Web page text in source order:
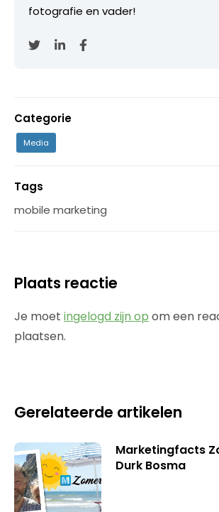
fotografie en vader!
Categorie
Media
Tags
mobile marketing
Plaats reactie
Je moet ingelogd zijn op om een
plaatsen.
Gerelateerde artikelen
Marketingfacts
Durk Bosma